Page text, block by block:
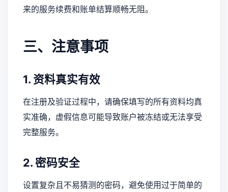
来的服务续费和账单结算顺畅无阻。
三、注意事项
1. 资料真实有效
在注册及验证过程中，请确保填写的所有资料均真
实准确，虚假信息可能导致账户被冻结或无法享受
完整服务。
2. 密码安全
设置复杂且不易猜测的密码，避免使用过于简单的